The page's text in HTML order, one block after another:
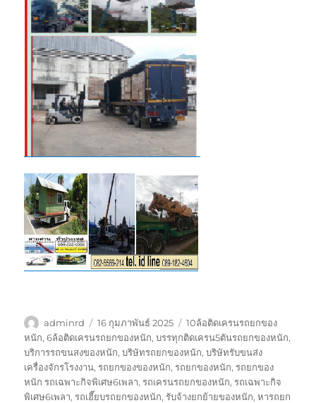
ผู้
เขียน
adminrd
เขียน
เมื่อ
16 กุมภาพันธ์ 2025
ป้าย
กำกับ
10ล้อติดเครนรถยกของ
หนัก,6ล้อติดเครนรถยกของหนัก,บรรทุกติดเครน5ตันรถยกของหนัก,
บริการรถขนสงของหนัก,บริษัทรถยกของหนัก,บริษัทรับขนส่ง
เครื่องจักรโรงงาน,รถยกของของหนัก,รถยกของหนัก,รถยกของ
หนัก รถเฉพาะกิจพิเศษ6เพลา,รถเครนรถยกของหนัก,รถเฉพาะกิจ
พิเศษ6เพลา,รถเฮี๊ยบรถยกของหนัก,รับจ้างยกย้ายของหนัก,หารถยก